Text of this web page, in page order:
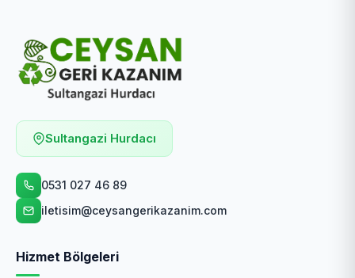
Sultangazi Hurdacı
0531 027 46 89
iletisim@ceysangerikazanim.com
Hizmet Bölgeleri